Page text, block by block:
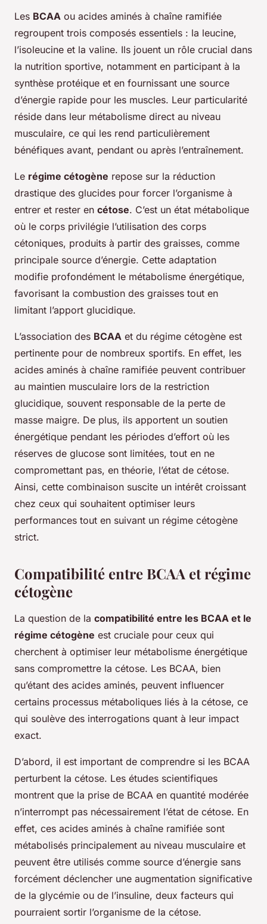
Les BCAA ou acides aminés à chaîne ramifiée
regroupent trois composés essentiels : la leucine,
l’isoleucine et la valine. Ils jouent un rôle crucial dans
la nutrition sportive, notamment en participant à la
synthèse protéique et en fournissant une source
d’énergie rapide pour les muscles. Leur particularité
réside dans leur métabolisme direct au niveau
musculaire, ce qui les rend particulièrement
bénéfiques avant, pendant ou après l’entraînement.
Le régime cétogène repose sur la réduction
drastique des glucides pour forcer l’organisme à
entrer et rester en cétose. C’est un état métabolique
où le corps privilégie l’utilisation des corps
cétoniques, produits à partir des graisses, comme
principale source d’énergie. Cette adaptation
modifie profondément le métabolisme énergétique,
favorisant la combustion des graisses tout en
limitant l’apport glucidique.
L’association des BCAA et du régime cétogène est
pertinente pour de nombreux sportifs. En effet, les
acides aminés à chaîne ramifiée peuvent contribuer
au maintien musculaire lors de la restriction
glucidique, souvent responsable de la perte de
masse maigre. De plus, ils apportent un soutien
énergétique pendant les périodes d’effort où les
réserves de glucose sont limitées, tout en ne
compromettant pas, en théorie, l’état de cétose.
Ainsi, cette combinaison suscite un intérêt croissant
chez ceux qui souhaitent optimiser leurs
performances tout en suivant un régime cétogène
strict.
Compatibilité entre BCAA et régime
cétogène
La question de la compatibilité entre les BCAA et le
régime cétogène est cruciale pour ceux qui
cherchent à optimiser leur métabolisme énergétique
sans compromettre la cétose. Les BCAA, bien
qu’étant des acides aminés, peuvent influencer
certains processus métaboliques liés à la cétose, ce
qui soulève des interrogations quant à leur impact
exact.
D’abord, il est important de comprendre si les BCAA
perturbent la cétose. Les études scientifiques
montrent que la prise de BCAA en quantité modérée
n’interrompt pas nécessairement l’état de cétose. En
effet, ces acides aminés à chaîne ramifiée sont
métabolisés principalement au niveau musculaire et
peuvent être utilisés comme source d’énergie sans
forcément déclencher une augmentation significative
de la glycémie ou de l’insuline, deux facteurs qui
pourraient sortir l’organisme de la cétose.